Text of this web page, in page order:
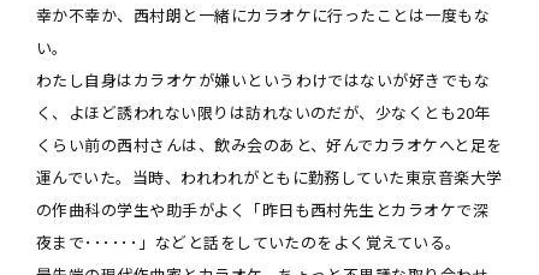
幸か不幸か、西村朗と一緒にカラオケに行ったことは一度もな
い。
わたし自身はカラオケが嫌いというわけではないが好きでもな
く、よほど誘われない限りは訪れないのだが、少なくとも20年
くらい前の西村さんは、飲み会のあと、好んでカラオケへと足を
運んでいた。当時、われわれがともに勤務していた東京音楽大学
の作曲科の学生や助手がよく「昨日も西村先生とカラオケで深
夜まで･･････」などと話をしていたのをよく覚えている。